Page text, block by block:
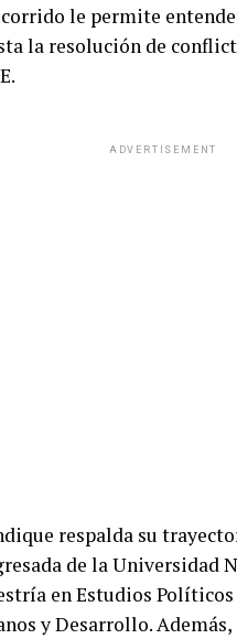
le permite
la resolución de
ADVERTISEMENT
respalda su
de la Universidad
en Estudios
y Desarrollo.